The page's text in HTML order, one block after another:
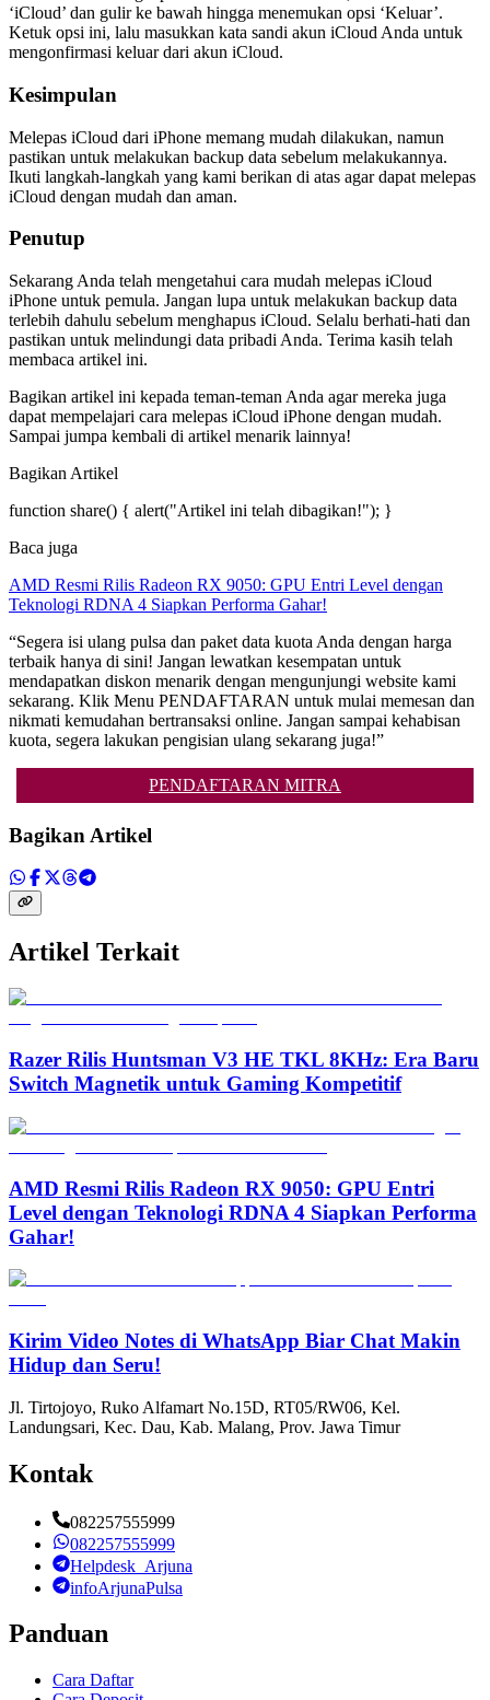
‘iCloud’ dan gulir ke bawah hingga menemukan opsi ‘Keluar’.
Ketuk opsi ini, lalu masukkan kata sandi akun iCloud Anda untuk
mengonfirmasi keluar dari akun iCloud.
Kesimpulan
Melepas iCloud dari iPhone memang mudah dilakukan, namun
pastikan untuk melakukan backup data sebelum melakukannya.
Ikuti langkah-langkah yang kami berikan di atas agar dapat melepas
iCloud dengan mudah dan aman.
Penutup
Sekarang Anda telah mengetahui cara mudah melepas iCloud
iPhone untuk pemula. Jangan lupa untuk melakukan backup data
terlebih dahulu sebelum menghapus iCloud. Selalu berhati-hati dan
pastikan untuk melindungi data pribadi Anda. Terima kasih telah
membaca artikel ini.
Bagikan artikel ini kepada teman-teman Anda agar mereka juga
dapat mempelajari cara melepas iCloud iPhone dengan mudah.
Sampai jumpa kembali di artikel menarik lainnya!
Bagikan Artikel
function share() { alert("Artikel ini telah dibagikan!"); }
Baca juga
AMD Resmi Rilis Radeon RX 9050: GPU Entri Level dengan
Teknologi RDNA 4 Siapkan Performa Gahar!
“Segera isi ulang pulsa dan paket data kuota Anda dengan harga
terbaik hanya di sini! Jangan lewatkan kesempatan untuk
mendapatkan diskon menarik dengan mengunjungi website kami
sekarang. Klik Menu PENDAFTARAN untuk mulai memesan dan
nikmati kemudahan bertransaksi online. Jangan sampai kehabisan
kuota, segera lakukan pengisian ulang sekarang juga!”
PENDAFTARAN MITRA
Bagikan Artikel
Artikel Terkait
Razer Rilis Huntsman V3 HE TKL 8KHz: Era Baru
Switch Magnetik untuk Gaming Kompetitif
AMD Resmi Rilis Radeon RX 9050: GPU Entri
Level dengan Teknologi RDNA 4 Siapkan Performa
Gahar!
Kirim Video Notes di WhatsApp Biar Chat Makin
Hidup dan Seru!
Jl. Tirtojoyo, Ruko Alfamart No.15D, RT05/RW06, Kel.
Landungsari, Kec. Dau, Kab. Malang, Prov. Jawa Timur
Kontak
082257555999
082257555999
Helpdesk_Arjuna
infoArjunaPulsa
Panduan
Cara Daftar